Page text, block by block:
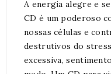
A energia alegre e
CD é um poderoso
nossas células e
destrutivos do
excessiva,